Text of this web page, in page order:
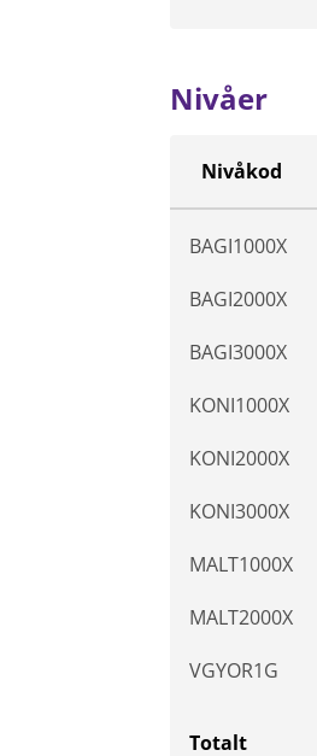
Nivåer
Nivåkod
BAGI1000X
BAGI2000X
BAGI3000X
KONI1000X
KONI2000X
KONI3000X
MALT1000X
MALT2000X
VGYOR1G
Totalt